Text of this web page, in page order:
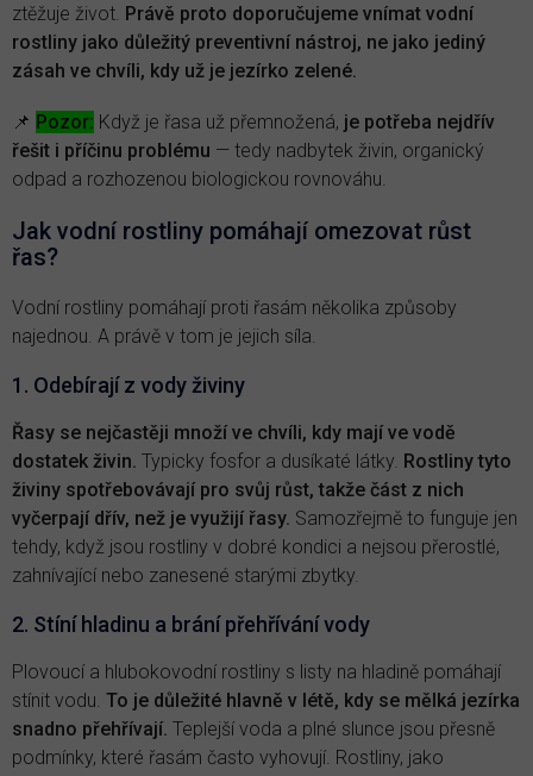
ztěžuje život. Právě proto doporučujeme vnímat vodní
rostliny jako důležitý preventivní nástroj, ne jako jediný
zásah ve chvíli, kdy už je jezírko zelené.
📌 Pozor: Když je řasa už přemnožená, je potřeba nejdřív
řešit i příčinu problému — tedy nadbytek živin, organický
odpad a rozhozenou biologickou rovnováhu.
Jak vodní rostliny pomáhají omezovat růst
řas?
Vodní rostliny pomáhají proti řasám několika způsoby
najednou. A právě v tom je jejich síla.
1. Odebírají z vody živiny
Řasy se nejčastěji množí ve chvíli, kdy mají ve vodě
dostatek živin. Typicky fosfor a dusíkaté látky. Rostliny tyto
živiny spotřebovávají pro svůj růst, takže část z nich
vyčerpají dřív, než je využijí řasy. Samozřejmě to funguje jen
tehdy, když jsou rostliny v dobré kondici a nejsou přerostlé,
zahnívající nebo zanesené starými zbytky.
2. Stíní hladinu a brání přehřívání vody
Plovoucí a hlubokovodní rostliny s listy na hladině pomáhají
stínit vodu. To je důležité hlavně v létě, kdy se mělká jezírka
snadno přehřívají. Teplejší voda a plné slunce jsou přesně
podmínky, které řasám často vyhovují. Rostliny, jako